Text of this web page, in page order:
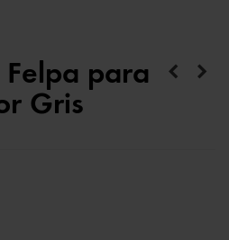
para
Gris